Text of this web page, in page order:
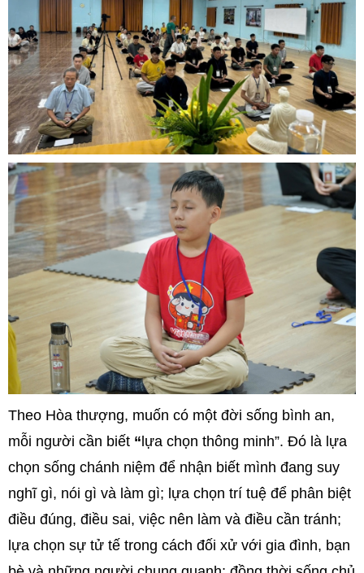
Theo Hòa thượng, muốn có một đời sống bình an,
mỗi người cần biết “ lựa chọn thông minh”. Đó là lựa
chọn sống chánh niệm để nhận biết mình đang suy
nghĩ gì, nói gì và làm gì; lựa chọn trí tuệ để phân biệt
điều đúng, điều sai, việc nên làm và điều cần tránh;
lựa chọn sự tử tế trong cách đối xử với gia đình, bạn